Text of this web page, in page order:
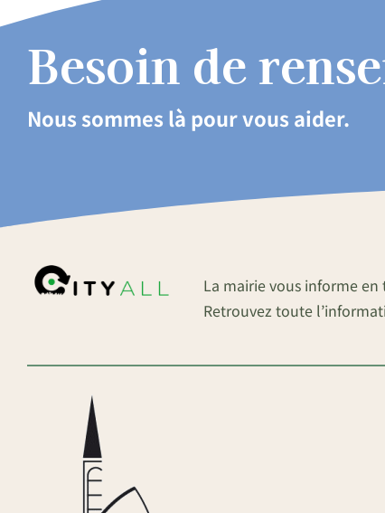
Besoin de
Nous sommes là pour vous aider.
La mairie vous informe
Retrouvez toute